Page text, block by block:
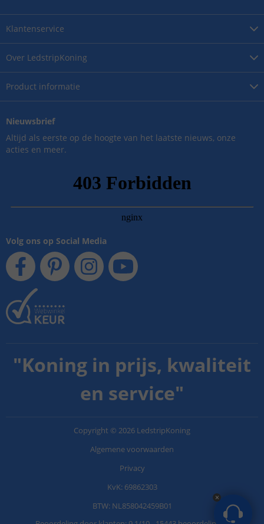
Over LedstripKoning
Product informatie
Klantenservice
Nieuwsbrief
Altijd als eerste op de hoogte van het laatste nieuws, onze
acties en meer.
Volg ons op Social Media
"Koning in prijs, kwaliteit
en service"
Copyright © 2026 LedstripKoning
Algemene voorwaarden
Privacy
KvK: 69862303
BTW: NL858042459B01